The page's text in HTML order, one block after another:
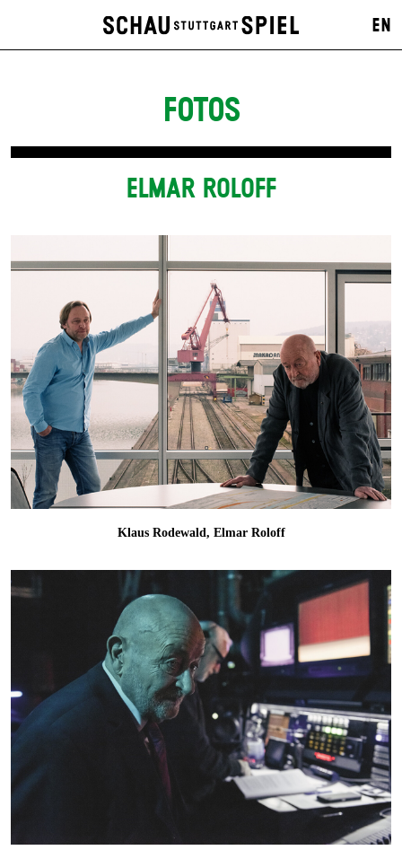
EN
FOTOS
ELMAR ROLOFF
Klaus Rodewald, Elmar Roloff